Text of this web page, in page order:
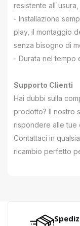
resistente
- Installazione
play, il montaggio
senza bisogno di
- Durata nel tempo
Supporto Clienti
Hai dubbi sulla
prodotto? Il nostro
rispondere alle tue
Contattaci in
ricambio perfetto